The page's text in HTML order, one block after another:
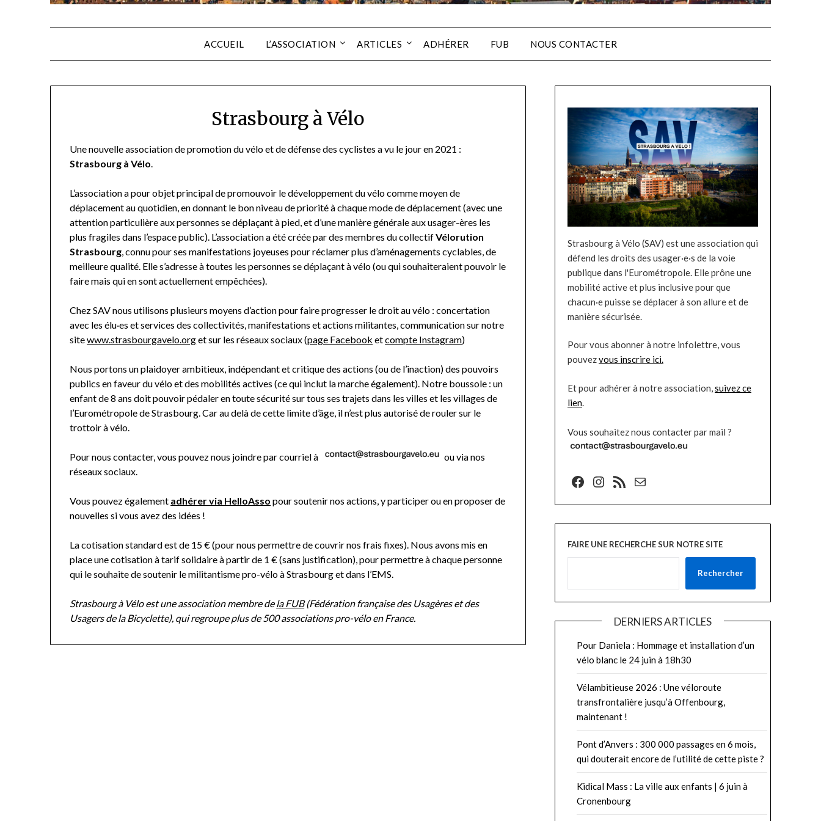
ACCUEIL L’ASSOCIATION ARTICLES ADHÉRER FUB NOUS CONTACTER
Strasbourg à Vélo
Une nouvelle association de promotion du vélo et de défense des cyclistes a vu le jour en 2021 :
Strasbourg à Vélo
L’association a pour objet principal de promouvoir le développement du vélo comme moyen de
déplacement au quotidien, en donnant le bon niveau de priorité à chaque mode de déplacement (avec une
attention particulière aux personnes se déplaçant à pied, et d’une manière générale aux usager-ères les
plus fragiles dans l’espace public). L’association a été créée par des membres du collectifVélorution
Strasbourg , connu pour ses manifestations joyeuses pour réclamer plus d’aménagements cyclables, de
meilleure qualité. Elle s’adresse à toutes les personnes se déplaçant à vélo (ou qui souhaiteraient pouvoir le
faire mais qui en sont actuellement empêchées).
Chez SAV nous utilisons plusieurs moyens d’action pour faire progresser le droit au vélo : concertation
avec les élu·es et services des collectivités, manifestations et actions militantes, communication sur notre
sitewww.strasbourgavelo.orget sur les réseaux sociaux (page Facebook etcompte Instagram)
Nous portons un plaidoyer ambitieux, indépendant et critique des actions (ou de l’inaction) des pouvoirs
publics en faveur du vélo et des mobilités actives (ce qui inclut la marche également). Notre boussole : un
enfant de 8 ans doit pouvoir pédaler en toute sécurité sur tous ses trajets dans les villes et les villages de
l’Eurométropole de Strasbourg. Car au delà de cette limite d’âge, il n’est plus autorisé de rouler sur le
trottoir à vélo.
Pour nous contacter, vous pouvez nous joindre par courriel à
ou via nos
réseaux sociaux.
Vous pouvez également adhérer via HelloAsso pour soutenir nos actions, y participer ou en proposer de
nouvelles si vous avez des idées !
La cotisation standard est de 15 € (pour nous permettre de couvrir nos frais fixes). Nous avons mis en
place une cotisation à tarif solidaire à partir de 1 € (sans justification), pour permettre à chaque personne
qui le souhaite de soutenir le militantisme pro-vélo à Strasbourg et dans l’EMS.
Strasbourg à Vélo est une association membre de la FUB(Fédération française des Usagères et des
Usagers de la Bicyclette), qui regroupe plus de 500 associations pro-vélo en France.
Strasbourg à Vélo (SAV) est une association qui
défend les droits des usager·e·s de la voie
publique dans l'Eurométropole. Elle prône une
mobilité active et plus inclusive pour que
chacun·e puisse se déplacer à son allure et de
manière sécurisée.
Pour vous abonner à notre infolettre, vous
pouvezvous inscrire ici.
Et pour adhérer à notre association, suivez ce
lien.
Vous souhaitez nous contacter par mail ?
Facebook
Instagram
Flux RSSE-mail
FAIRE UNE RECHERCHE SUR NOTRE SITE
Rechercher
DERNIERS ARTICLES
Pour Daniela : Hommage et installation d’un
vélo blanc le 24 juin à 18h30
Vélambitieuse 2026 : Une véloroute
transfrontalière jusqu’à Offenbourg,
maintenant !
Pont d’Anvers : 300 000 passages en 6 mois,
qui douterait encore de l’utilité de cette piste ?
Kidical Mass : La ville aux enfants | 6 juin à
Cronenbourg